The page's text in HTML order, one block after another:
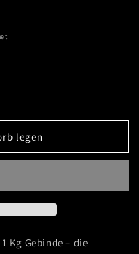
legen
Kg Gebinde – die